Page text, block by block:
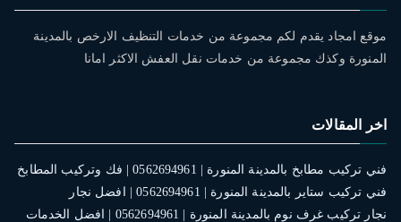
موقع امجاد يقدم لكم مجموعة من خدمات التنظيف الارخص بالمدينة
المنورة وكذك مجموعة من خدمات نقل العفش الاكثر امانا
اخر المقالات
فني تركيب مطابخ بالمدينة المنورة | 0562694961 | فك وتركيب المطابخ
فني تركيب ستاير بالمدينة المنورة | 0562694961 | افضل نجار
نجار تركيب غرف نوم بالمدينة المنورة | 0562694961 | افضل الخدمات